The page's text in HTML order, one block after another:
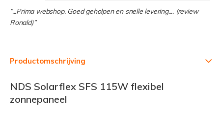
“...Prima webshop. Goed geholpen en snelle levering.... (review
Ronald)”
Productomschrijving
NDS Solarflex SFS 115W flexibel
zonnepaneel